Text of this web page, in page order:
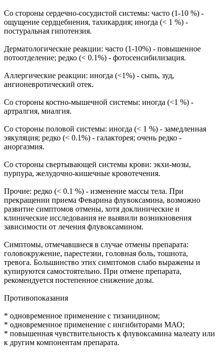
Со стороны сердечно-сосудистой системы: часто (1-10 %) -
ощущение сердцебиения, тахикардия; иногда (< 1 %) -
постуральная гипотензия.
Дерматологические реакции: часто (1-10%) - повышенное
потоотделение; редко (< 0.1%) - фотосенсибилизация.
Аллергические реакции: иногда (<1%) - сыпь, зуд,
ангионевротический отек.
Со стороны костно-мышечной системы: иногда (<1 %) -
артралгия, миалгия.
Со стороны половой системы: иногда (< 1 %) - замедленная
эякуляция; редко (< 0.1%) - галакторея; очень редко -
аноргазмия.
Со стороны свертывающей системы крови: экхи-мозы,
пурпура, желудочно-кишечные кровотечения.
Прочие: редко (< 0.1 %) - изменение массы тела. При
прекращении приема Феварина флувоксамина, возможно
развитие симптомов отмены, хотя доклинические и
клинические исследования не выявили возникновения
зависимости от лечения флувоксамином.
Симптомы, отмечавшиеся в случае отмены препарата:
головокружение, парестезии, головная боль, тошнота,
тревога. Большинство этих симптомов слабо выражены и
купируются самостоятельно. При отмене препарата,
рекомендуется постепенное снижение дозы.
Противопоказания
* одновременное применение с тизанидином;
* одновременное применение с ингибиторами МАО;
* повышенная чувствительность к флувоксамина малеату или
к другим компонентам препарата.